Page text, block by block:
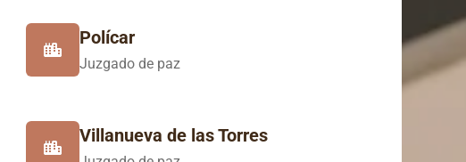
Polícar
Juzgado de paz
Villanueva de las Torres